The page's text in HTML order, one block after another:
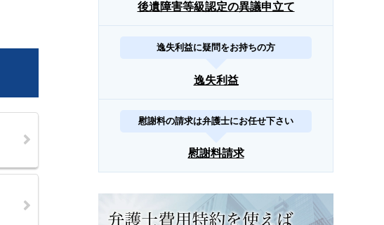
後遺障害等級認定の異議申立て
逸失利益に疑問をお持ちの方
逸失利益
慰謝料の請求は弁護士にお任せ下さい
慰謝料請求